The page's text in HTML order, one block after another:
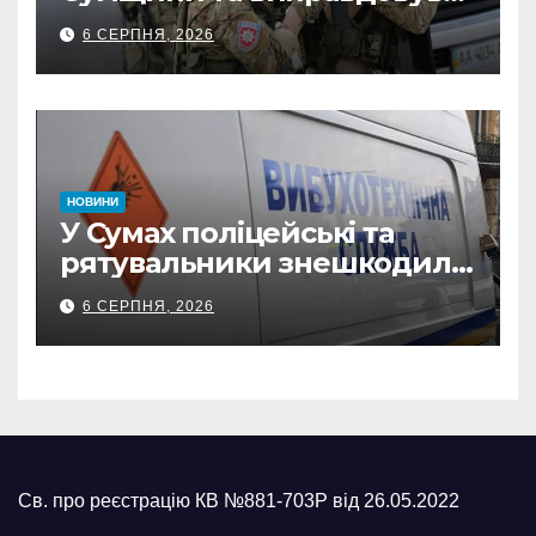
обстріли: СБУ викрила
прокремлівського агітатора
з Охтирки
6 СЕРПНЯ, 2026
НОВИНИ
У Сумах поліцейські та
рятувальники знешкодили
500-кілограмову авіабомбу
росіян
6 СЕРПНЯ, 2026
Св. про реєстрацію КВ №881-703Р від 26.05.2022